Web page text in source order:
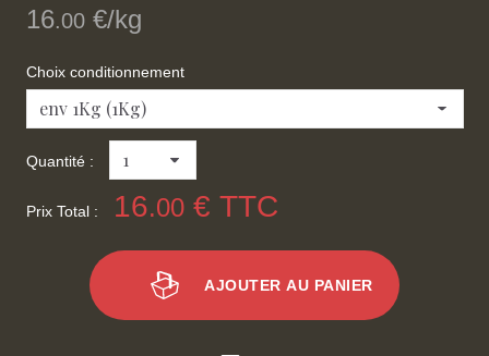
16.00€/kg
Choix conditionnement
Quantité :
Prix Total : 16.00€ TTC
AJOUTER AU PANIER